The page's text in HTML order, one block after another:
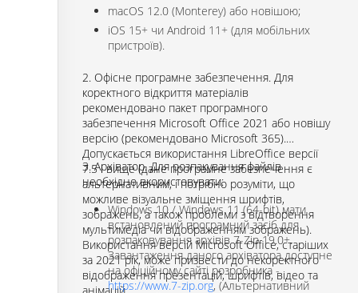
macOS 12.0 (Monterey) або новішою;
iOS 15+ чи Android 11+ (для мобільних
пристроїв).
2. Офісне програмне забезпечення. Для
коректного відкриття матеріалів
рекомендовано пакет програмного
забезпечення Microsoft Office 2021 або новішу
версію (рекомендовано Microsoft 365).
Допускається використання LibreOffice версії
7.5 і вище (дане програмне забезпечення є
альтернативним, і потрібно розуміти, що
можливе візуальне зміщення шрифтів,
зображень, а також проблеми з відтворення
мультимедіа чи відображенням зображень).
Використання версій Microsoft Office, старіших
за 2021 рік, може призвести до некоректного
відображення презентацій, шрифтів, відео та
3. Архіватор. Для розпакування файлів
необхідно вкористовувати:
Windows 10 / Windows 11 (64-bit) мати
встановлений програмний засіб для
розпаковування архівів 7-Zip 19.0+.
Завантаження даного архіватора доступне
на офіційному сайті розробника -
https://www.7-zip.org, (Альтернативний